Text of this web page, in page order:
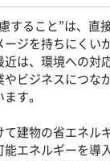
すること”は、直
ージを持ちにくい
近は、環境への対
ビジネスにつな
す。
建物の省エネル
エネルギーを導